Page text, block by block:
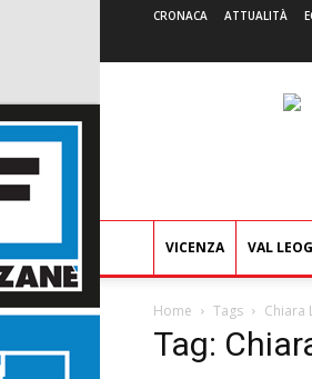
CRONACA ATTUALITÀ
VICENZA VAL
Home Tags Chiara
Tag: